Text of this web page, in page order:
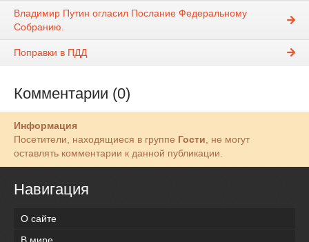
Владимир Путин огласил Послание Федеральному
Собранию.
Поправки в ПДД
Комментарии (0)
Информация
Посетители, находящиеся в группе Гости, не могут
оставлять комментарии к данной публикации.
Навигация
О сайте
В мире